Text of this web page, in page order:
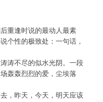
重逢时说的最动人最素
个性的极致处：一句话，
涛不尽的似水光阴。一段
轰轰烈烈的爱，尘埃落
，昨天，今天，明天应该